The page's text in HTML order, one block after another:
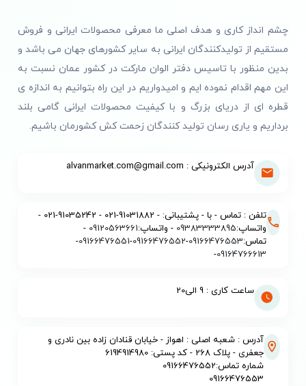
چشم انداز کاری و هدف اصلی ما معرفی محصولات ایرانی و فروش
مستقیم از تولیدکنندگان ایرانی به سایر کشورهای جهان می باشد و
بدین منظور با تاسیس دفتر الوان مارکت در کشور عمان نسبت به
این مهم اقدام نموده ایم و امیدواریم در این راه بتوانیم به اندازه ی
قطره ای از دریای بزرگ و با کیفیت محصولات ایرانی گامی بلند
برداریم و یاری رسان تولید کنندگان زحمت کش کشورمان باشیم.
آدرس الکترونیکی : alvanmarket.com@gmail.com
تلفن : تماس - با - پشتیبانی: - 91031882-021 - 91035242-021 -
واتساپ:09383333895 - واتساپ:09120563661
-
تماس:09166476553
-
09166476552
-
09166476551
-
09164766613
-
ساعت کاری : 9 الی20
آدرس : شعبه اصلی : اهواز - خیابان قنادان زاده بین نادری و
جعفری - پلاک 268 - کد پستی: 6194914980
شماره تماس:09166476552
09166476553